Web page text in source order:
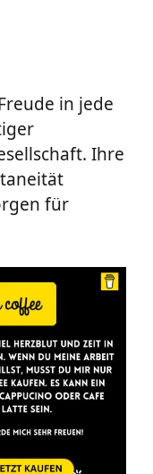
in jede
Ihre
für